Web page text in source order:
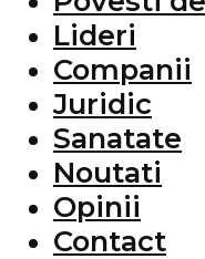
Lideri
Companii
Juridic
Sanatate
Noutati
Opinii
Contact